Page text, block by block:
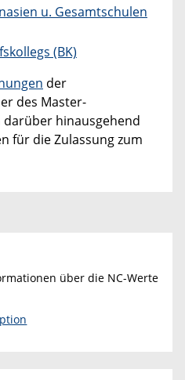
u. Gesamtschulen
(BK)
der
des Master-
hinausgehend
für die Zulassung zum
über die NC-Werte